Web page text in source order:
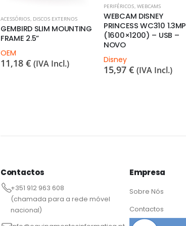
ACESSÓRIOS, DISCOS EXTERNOS
GEMBIRD SLIM MOUNTING
FRAME 2.5”
OEM
11,18 € (IVA Incl.)
PERIFÉRICOS, WEBCAMS
WEBCAM DISNEY
PRINCESS WC310 1.3MP
(1600×1200) – USB –
NOVO
Disney
15,97 € (IVA Incl.)
Contactos
+351 912 963 608
(chamada para a rede móvel
nacional)
Empresa
Sobre Nós
Contactos